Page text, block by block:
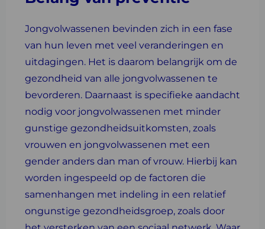
Jongvolwassenen bevinden zich in een fase
van hun leven met veel veranderingen en
uitdagingen. Het is daarom belangrijk om de
gezondheid van alle jongvolwassenen te
bevorderen. Daarnaast is specifieke aandacht
nodig voor jongvolwassenen met minder
gunstige gezondheidsuitkomsten, zoals
vrouwen en jongvolwassenen met een
gender anders dan man of vrouw. Hierbij kan
worden ingespeeld op de factoren die
samenhangen met indeling in een relatief
ongunstige gezondheidsgroep, zoals door